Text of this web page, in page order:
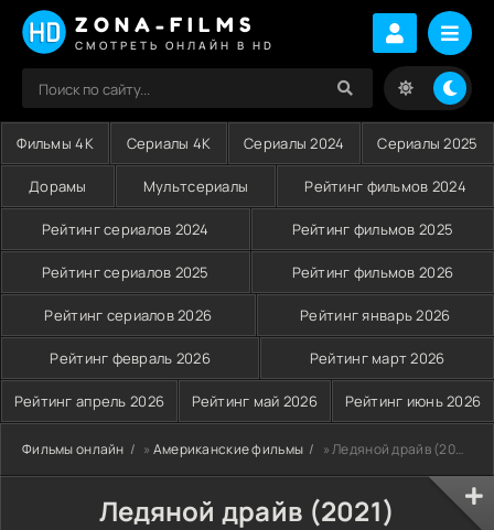
ZONA-FILMS
СМОТРЕТЬ ОНЛАЙН В HD
Фильмы 4K Сериалы 4K Сериалы 2024 Сериалы 2025
Дорамы Мультсериалы Рейтинг фильмов 2024
Рейтинг сериалов 2024 Рейтинг фильмов 2025
Рейтинг сериалов 2025 Рейтинг фильмов 2026
Рейтинг сериалов 2026 Рейтинг январь 2026
Рейтинг февраль 2026 Рейтинг март 2026
Рейтинг апрель 2026 Рейтинг май 2026 Рейтинг июнь 2026
Фильмы онлайн » Американские фильмы » Ледяной драйв (2021)
Ледяной драйв (2021)